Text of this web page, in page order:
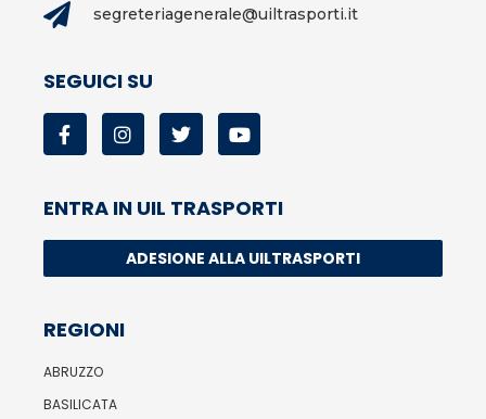
segreteriagenerale@uiltrasporti.it
SEGUICI SU
ENTRA IN UIL TRASPORTI
ADESIONE ALLA UILTRASPORTI
REGIONI
ABRUZZO
BASILICATA